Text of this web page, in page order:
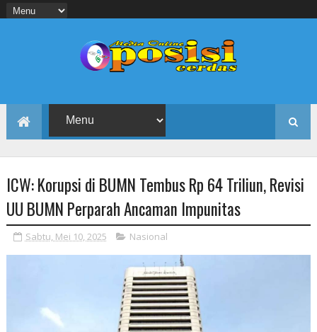
ICW: Korupsi di BUMN Tembus Rp 64 Triliun, Revisi
UU BUMN Perparah Ancaman Impunitas
Sabtu, Mei 10, 2025 Nasional